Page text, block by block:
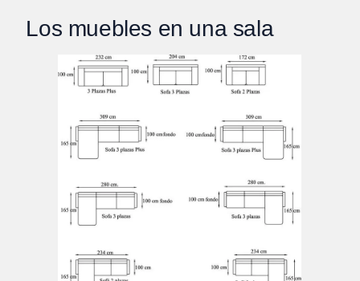
Los muebles en una sala